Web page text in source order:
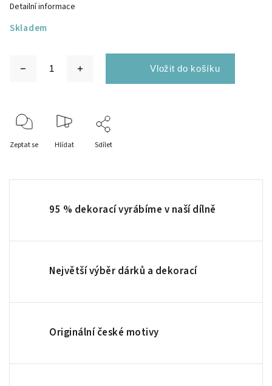
Skladem
Detailní informace
Zeptat se Hlídat Sdílet
95 % dekorací vyrábíme v naší dílně
Největší výběr dárků a dekorací
Originální české motivy